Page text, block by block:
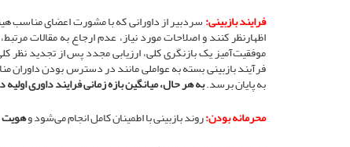
فرایند بازبینی:سردبیر از داورانی که با مشورت اعضای مناسب
اظهارنظر کنند و اصلاحات مورد نیاز، عدم ارجاع به مقالات
موفقیت‌آمیز یک بازنگری کلی، ارزیابی مجدد پس از تجدید نظر
فرآیند بازبینی بسته به عواملی مانند در دسترس بودن داوران
به پایان برسد.به هر حال، میانگین بازه زمانی فرایند داوری
محرمانه بودن:روند بازبینی با اطمینان کامل انجام می‌شود وهویت